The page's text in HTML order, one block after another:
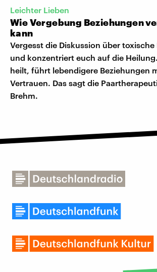
Leichter Lieben
Wie Vergebung Beziehungen
kann
Vergesst die Diskussion über toxische
und konzentriert euch auf die
heilt, führt lebendigere Beziehungen
Vertrauen. Das sagt die
Brehm.